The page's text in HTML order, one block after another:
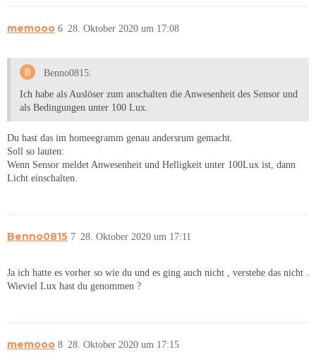
memooo 28. Oktober 2020 um 17:08
6
Benno0815:
Ich habe als Auslöser zum anschalten die Anwesenheit des Sensor und
als Bedingungen unter 100 Lux.
Du hast das im homeegramm genau andersrum gemacht.
Soll so lauten:
Wenn Sensor meldet Anwesenheit und Helligkeit unter 100Lux ist, dann
Licht einschalten.
Benno0815 28. Oktober 2020 um 17:11
7
Ja ich hatte es vorher so wie du und es ging auch nicht , verstehe das nicht .
Wieviel Lux hast du genommen ?
memooo 28. Oktober 2020 um 17:15
8